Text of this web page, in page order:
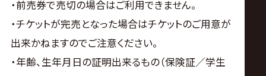
・前売券で売切の場合はご利用できません。
・チケットが完売となった場合はチケットのご用意が
出来かねますのでご注意ください。
・年齢、生年月日の証明出来るもの（保険証／学生